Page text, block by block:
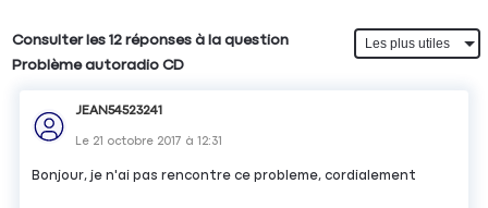
Consulter les 12 réponses à la question
Problème autoradio CD
JEAN54523241
Le 21 octobre 2017 à12:31
Bonjour, je n'ai pas rencontre ce probleme, cordialement